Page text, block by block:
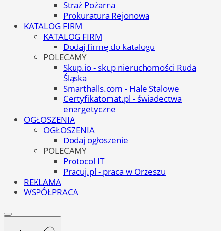
Straż Pożarna
Prokuratura Rejonowa
KATALOG FIRM
KATALOG FIRM
Dodaj firmę do katalogu
POLECAMY
Skup.io - skup nieruchomości Ruda
Śląska
Smarthalls.com - Hale Stalowe
Certyfikatomat.pl - świadectwa
energetyczne
OGŁOSZENIA
OGŁOSZENIA
Dodaj ogłoszenie
POLECAMY
Protocol IT
Pracuj.pl - praca w Orzeszu
REKLAMA
WSPÓŁPRACA